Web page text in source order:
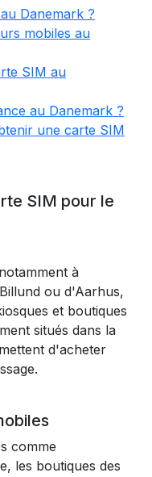
Danemark ?
mobiles au
SIM au
au Danemark ?
une carte SIM
SIM pour le
à
ou d'Aarhus,
et boutiques
situés dans la
d'acheter
comme
les boutiques des